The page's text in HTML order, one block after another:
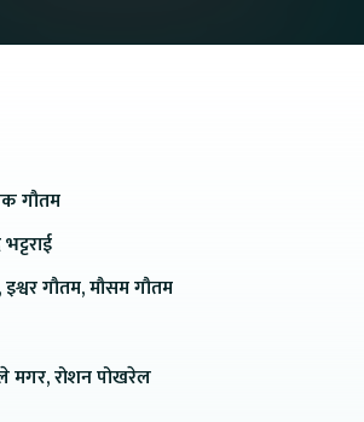
गौतम
इश्वर गौतम, मौसम गौतम
मगर, रोशन पोखरेल